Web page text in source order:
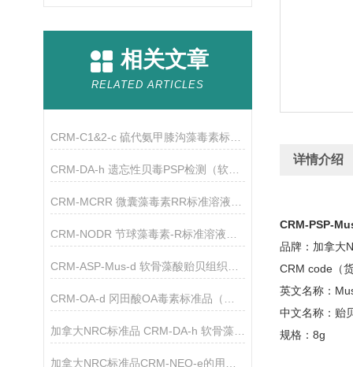
相关文章
RELATED ARTICLES
CRM-DA-h 遗忘性贝毒PSP检测（软骨藻酸标准品）简介
加拿大NRC标准品 CRM-DA-h 软骨藻酸的产品简介
详情介绍
CRM-PSP-
品牌：加拿大
CRM code（
英文名称：
中文名称：贻
规格： 8g